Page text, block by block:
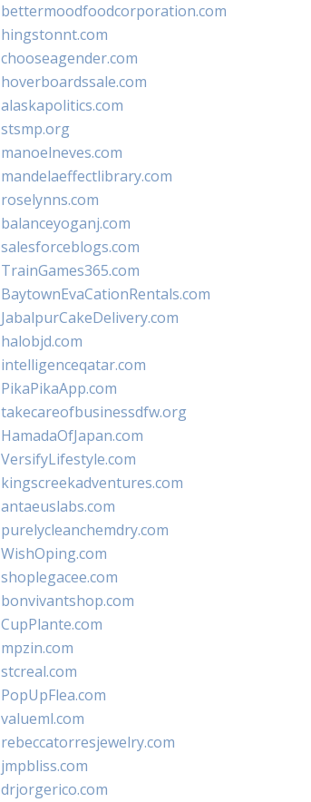
bettermoodfoodcorporation.com
hingstonnt.com
chooseagender.com
hoverboardssale.com
alaskapolitics.com
stsmp.org
manoelneves.com
mandelaeffectlibrary.com
roselynns.com
balanceyoganj.com
salesforceblogs.com
TrainGames365.com
BaytownEvaCationRentals.com
JabalpurCakeDelivery.com
halobjd.com
intelligenceqatar.com
PikaPikaApp.com
takecareofbusinessdfw.org
HamadaOfJapan.com
VersifyLifestyle.com
kingscreekadventures.com
antaeuslabs.com
purelycleanchemdry.com
WishOping.com
shoplegacee.com
bonvivantshop.com
CupPlante.com
mpzin.com
stcreal.com
PopUpFlea.com
valueml.com
rebeccatorresjewelry.com
jmpbliss.com
drjorgerico.com